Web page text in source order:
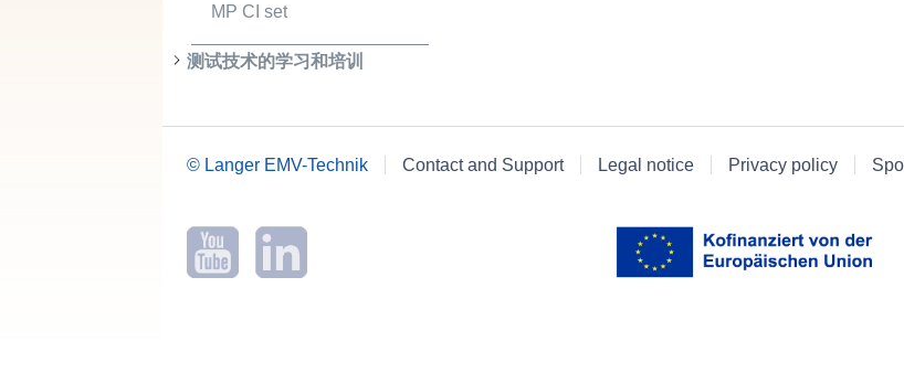
MP CI set
测试技术的学习和培训
© Langer EMV-Technik Contact and Support Legal notice Privacy policy